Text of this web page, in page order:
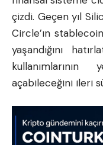
çizdi. Geçen yıl
Circle’ın
yaşandığını
açabileceğini ileri